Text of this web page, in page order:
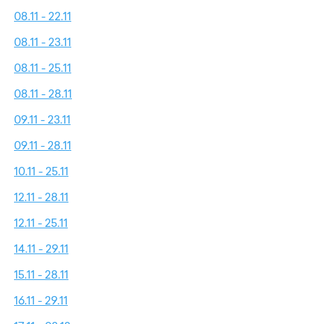
08.11 - 22.11
08.11 - 23.11
08.11 - 25.11
08.11 - 28.11
09.11 - 23.11
09.11 - 28.11
10.11 - 25.11
12.11 - 28.11
12.11 - 25.11
14.11 - 29.11
15.11 - 28.11
16.11 - 29.11